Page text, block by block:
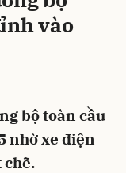
vào
bộ toàn cầu
nhờ xe điện
chẽ.
Hủy